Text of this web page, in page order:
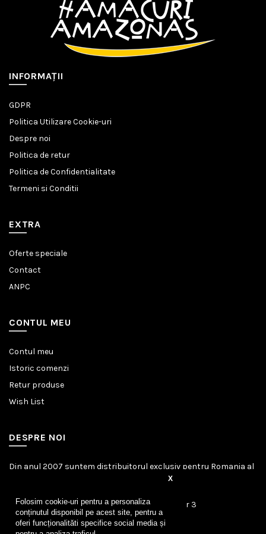
Folosim cookie-uri pentru a personaliza
conținutul disponibil pe acest site, pentru a
oferi funcționalităti specifice social media și
X
INFORMAŢII
GDPR
Politica Utilizare Cookie-uri
Despre noi
Politica de retur
Politica de Confidentialitate
Termeni si Conditii
EXTRA
Oferte speciale
Contact
ANPC
CONTUL MEU
Contul meu
Istoric comenzi
Retur produse
Wish List
DESPRE NOI
Din anul 2007 suntem distribuitorul exclusiv pentru Romania al
Calea Calarasilor, Nr. 253, Bucuresti, Sector 3
Telefon: 0740.277.722